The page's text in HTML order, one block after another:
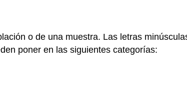
o de una muestra. Las letras
poner en las siguientes categorías: